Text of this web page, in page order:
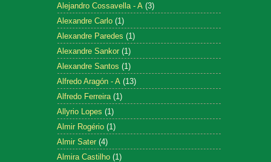
Alejandro Cossavella - A (3)
Alexandre Carlo (1)
Alexandre Paredes (1)
Alexandre Sankor (1)
Alexandre Santos (1)
Alfredo Aragón - A (13)
Alfredo Ferreira (1)
Allyrio Lopes (1)
Almir Rogério (1)
Almir Sater (4)
Almira Castilho (1)